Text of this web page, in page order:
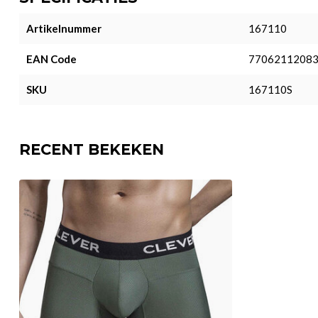
Artikelnummer 167110
EAN Code
SKU 167110S
RECENT BEKEKEN